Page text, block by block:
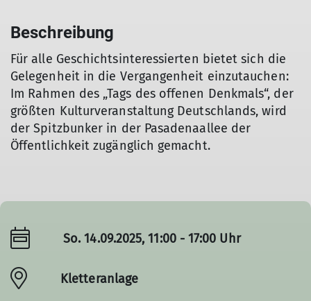
Beschreibung
Für alle Geschichtsinteressierten bietet sich die
Gelegenheit in die Vergangenheit einzutauchen:
Im Rahmen des „Tags des offenen Denkmals“, der
größten Kulturveranstaltung Deutschlands, wird
der Spitzbunker in der Pasadenaallee der
Öffentlichkeit zugänglich gemacht.
So. 14.09.2025, 11:00 - 17:00 Uhr
Kletteranlage